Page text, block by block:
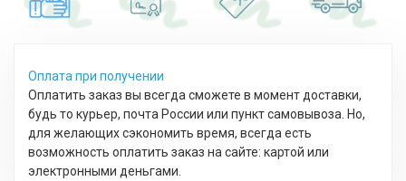
Оплата при получении
Оплатить заказ вы всегда сможете в момент доставки,
будь то курьер, почта России или пункт самовывоза. Но,
для желающих сэкономить время, всегда есть
возможность оплатить заказ на сайте: картой или
электронными деньгами.